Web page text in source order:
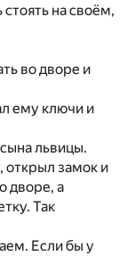
на своём,
во дворе и
ему ключи и
львицы.
открыл замок и
дворе, а
Так
Если бы у